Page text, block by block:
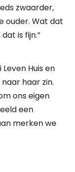
zwaarder,
ouder. Wat dat
is fijn.”
Huis en
haar zin.
ons eigen
een
merken we